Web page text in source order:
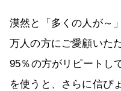
漠然と「多くの人が～
万人の方にご愛顧いた
95％の方がリピートし
を使うと、さらに信ぴ